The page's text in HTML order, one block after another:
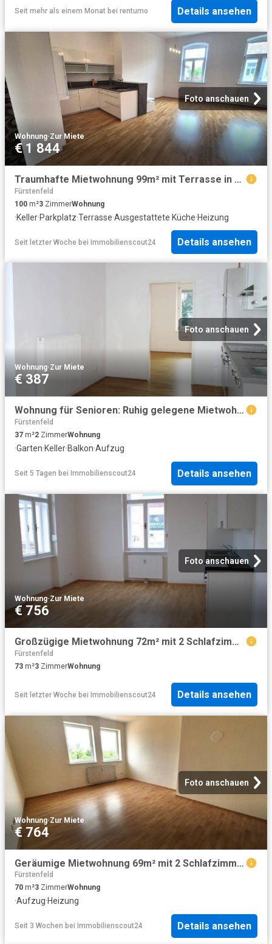
Seit mehr als einem Monat bei rentumo Details ansehen
Foto anschauen
Wohnung·Zur Miete
€ 1 844
Traumhafte Mietwohnung 99m² mit Terrasse in Bestlage in Fürstenfeld!
Fürstenfeld
100 m²3 ZimmerWohnung
·Keller·Parkplatz·Terrasse·Ausgestattete Küche·Heizung
Seit letzter Woche bei Immobilienscout24 Details ansehen
Foto anschauen
Wohnung·Zur Miete
€ 387
Wohnung für Senioren: Ruhig gelegene Mietwohnung 37m² mit Balkon in zentraler Lage in Fürstenfeld mit Betreuung!
Fürstenfeld
37 m²2 ZimmerWohnung
·Garten·Keller·Balkon·Aufzug
Seit 5 Tagen bei Immobilienscout24 Details ansehen
Foto anschauen
Wohnung·Zur Miete
€ 756
Großzügige Mietwohnung 72m² mit 2 Schlafzimmern im Zentrum von Fürstenfeld!
Fürstenfeld
73 m²3 ZimmerWohnung
Seit letzter Woche bei Immobilienscout24 Details ansehen
Foto anschauen
Wohnung·Zur Miete
€ 764
Geräumige Mietwohnung 69m² mit 2 Schlafzimmer in zentraler Lage in Fürstenfeld!
Fürstenfeld
70 m²3 ZimmerWohnung
·Aufzug·Heizung
Seit 3 Wochen bei Immobilienscout24 Details ansehen